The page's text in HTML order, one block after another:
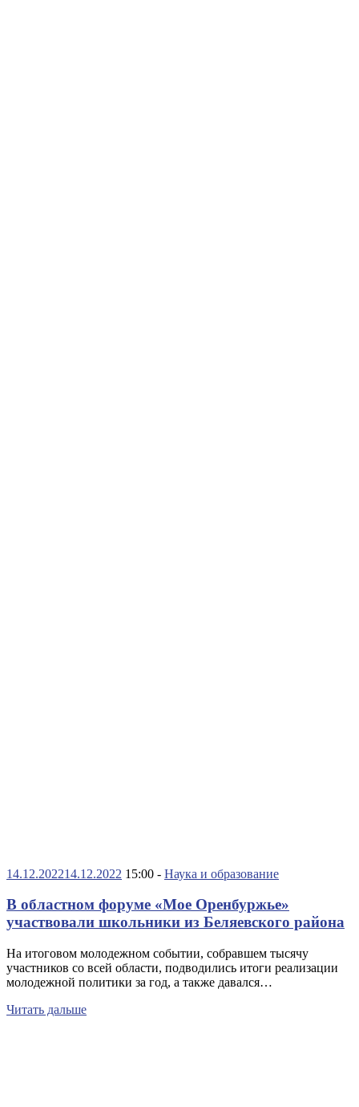
14.12.202214.12.2022 15:00 - Наука и образование
В областном форуме «Мое Оренбуржье»
участвовали школьники из Беляевского района
На итоговом молодежном событии, собравшем тысячу
участников со всей области, подводились итоги реализации
молодежной политики за год, а также давался…
Читать дальше